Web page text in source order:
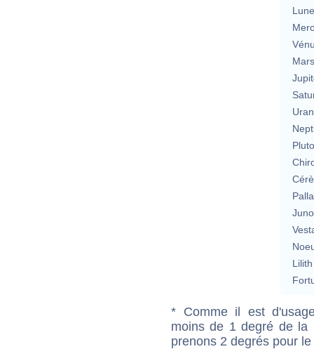
Lune
Mars
Lilith
* Comme il est
moins de 1 degré de la
prenons 2 degrés pour